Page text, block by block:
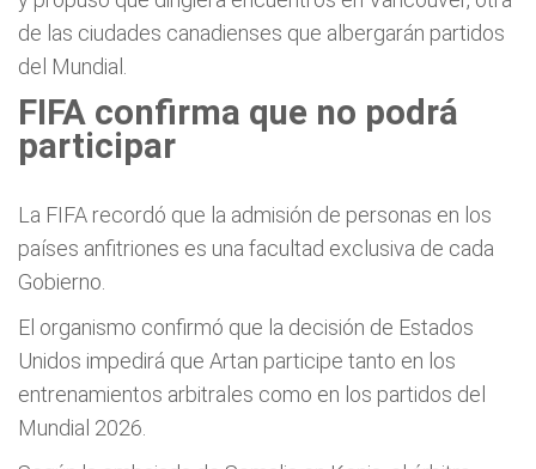
de las ciudades canadienses que albergarán partidos
del Mundial.
FIFA confirma que no podrá
participar
La FIFA recordó que la admisión de personas en los
países anfitriones es una facultad exclusiva de cada
Gobierno.
El organismo confirmó que la decisión de Estados
Unidos impedirá que Artan participe tanto en los
entrenamientos arbitrales como en los partidos del
Mundial 2026.